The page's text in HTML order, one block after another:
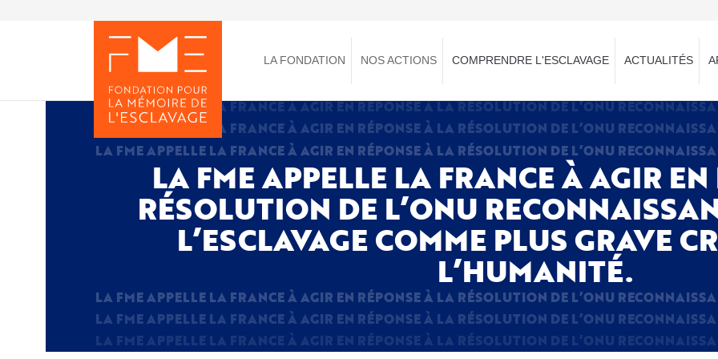
Toggle
menu
LA FONDATION NOS ACTIONS COMPRENDRE L'ESCLAVAGE ACTUALITÉS
LA FME APPELLE LA FRANCE À AGIR
RÉSOLUTION DE L’ONU
L’ESCLAVAGE COMME PLUS GRAVE
L’HUMANITÉ.